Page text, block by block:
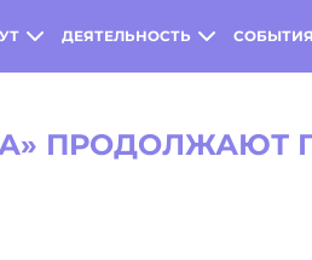
ДЕЯТЕЛЬНОСТЬ СОБЫТИЯ
ПРОДОЛЖАЮТ